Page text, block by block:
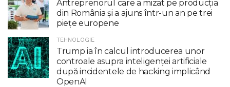
Antreprenorul care a mizat pe producția
din România și a ajuns într-un an pe trei
piețe europene
TEHNOLOGIE
Trump ia în calcul introducerea unor
controale asupra inteligenţei artificiale
după incidentele de hacking implicând
OpenAI